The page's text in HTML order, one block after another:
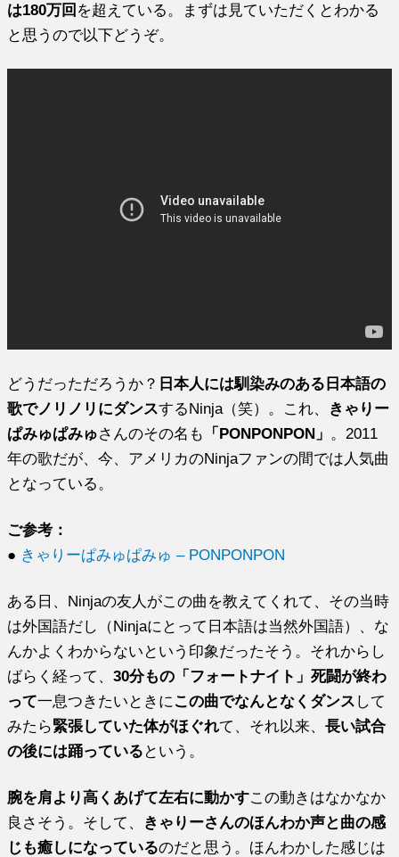
は180万回 を超えている。まずは見ていただくとわかる
と思うので以下どうぞ。
どうだっただろうか？ 日本人には馴染みのある日本語の
歌でノリノリにダンスするNinja（笑）。これ、 きゃりー
ぱみゅぱみゅさんのその名も 「PONPONPON」 。2011
年の歌だが、今、アメリカのNinjaファンの間では人気曲
となっている。
ご参考：
● きゃりーぱみゅぱみゅ – PONPONPON
ある日、Ninjaの友人がこの曲を教えてくれて、その当時
は外国語だし（Ninjaにとって日本語は当然外国語）、な
んかよくわからないという印象だったそう。それからし
ばらく経って、30分もの「フォートナイト」死闘が終わ
って一息つきたいときに この曲でなんとなくダンス して
みたら緊張していた体がほぐれて、それ以来、長い試合
の後には踊っている という。
腕を肩より高くあげて左右に動かすこの動きはなかなか
良さそう。そして、 きゃりーさんのほんわか声と曲の感
じも癒しになっているのだと思う。ほんわかした感じは